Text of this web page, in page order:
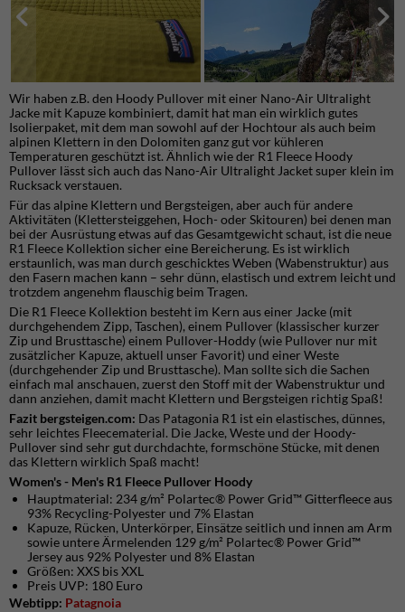
Wir haben z.B. den Hoody Pullover mit einer Nano-Air Ultralight
Jacke mit Kapuze kombiniert, damit hat man ein wirklich gutes
Isolierpaket, mit dem man sowohl auf der Hochtour als auch beim
alpinen Klettern in den Dolomiten ganz gut vor kühleren
Temperaturen geschützt ist. Ähnlich wie der R1 Fleece Hoody
Pullover lässt sich auch das Nano-Air Ultralight Jacket super klein im
Rucksack verstauen.
Für das alpine Klettern und Bergsteigen, aber auch für andere
Aktivitäten (Klettersteiggehen, Hoch- oder Skitouren) bei denen man
bei der Ausrüstung etwas auf das Gesamtgewicht schaut, ist die neue
R1 Fleece Kollektion sicher eine Bereicherung. Es ist wirklich
erstaunlich, was man durch geschicktes Weben (Wabenstruktur) aus
den Fasern machen kann – sehr dünn, elastisch und extrem leicht und
trotzdem angenehm flauschig beim Tragen.
Die R1 Fleece Kollektion besteht im Kern aus einer Jacke (mit
durchgehendem Zipp, Taschen), einem Pullover (klassischer kurzer
Zip und Brusttasche) einem Pullover-Hoddy (wie Pullover nur mit
zusätzlicher Kapuze, aktuell unser Favorit) und einer Weste
(durchgehender Zip und Brusttasche). Man sollte sich die Sachen
einfach mal anschauen, zuerst den Stoff mit der Wabenstruktur und
dann anziehen, damit macht Klettern und Bergsteigen richtig Spaß!
Fazit bergsteigen.com: Das Patagonia R1 ist ein elastisches, dünnes,
sehr leichtes Fleecematerial. Die Jacke, Weste und der Hoody-
Pullover sind sehr gut durchdachte, formschöne Stücke, mit denen
das Klettern wirklich Spaß macht!
Women's - Men's R1 Fleece Pullover Hoody
Hauptmaterial: 234 g/m² Polartec® Power Grid™ Gitterfleece aus
93% Recycling-Polyester und 7% Elastan
Kapuze, Rücken, Unterkörper, Einsätze seitlich und innen am Arm
sowie untere Ärmelenden 129 g/m² Polartec® Power Grid™
Jersey aus 92% Polyester und 8% Elastan
Größen: XXS bis XXL
Preis UVP: 180 Euro
Webtipp: Patagnoia